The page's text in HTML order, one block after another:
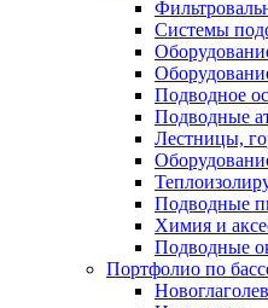
Системы
Подводное
Подводные
Лестницы,
Подводные
Химия и
Подводные
Портфолио по